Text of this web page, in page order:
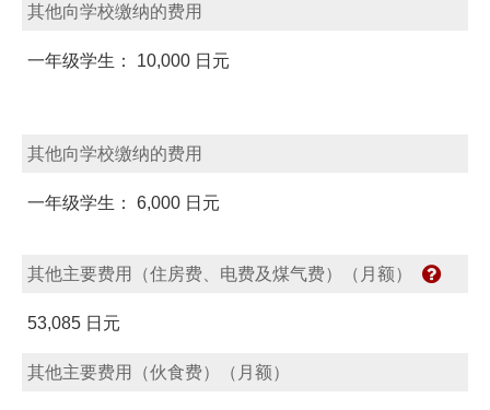
其他向学校缴纳的费用
一年级学生： 10,000 日元
其他向学校缴纳的费用
一年级学生： 6,000 日元
其他主要费用（住房费、电费及煤气费）（月额）
53,085 日元
其他主要费用（伙食费）（月额）